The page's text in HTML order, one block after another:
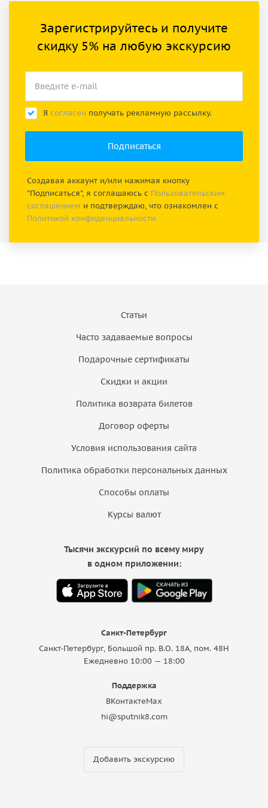
Зарегистрируйтесь и получите
скидку 5% на любую экскурсию
Я согласен получать рекламную рассылку.
Создавая аккаунт и/или нажимая кнопку
"Подписаться", я соглашаюсь с Пользовательским
соглашением и подтверждаю, что ознакомлен с
Политикой конфиденциальности
Статьи
Часто задаваемые вопросы
Подарочные сертификаты
Скидки и акции
Политика возврата билетов
Договор оферты
Условия использования сайта
Политика обработки персональных данных
Способы оплаты
Курсы валют
Санкт-Петербург
Санкт-Петербург, Большой пр. В.О. 18A, пом. 48Н
Ежедневно 10:00 — 18:00
Поддержка
ВКонтактеMax
hi@sputnik8.com
Добавить экскурсию
Тысячи экскурсий по всему миру
в одном приложении: